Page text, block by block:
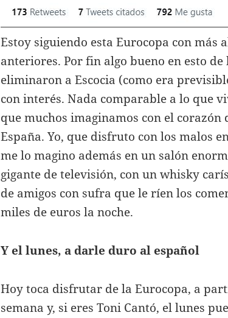
Estoy siguiendo esta Eurocopa con más
anteriores. Por fin algo bueno en esto de
eliminaron a Escocia (como era
con interés. Nada comparable a lo que
que muchos imaginamos con el
España. Yo, que disfruto con los malos
me lo magino además en un salón
gigante de televisión, con un whisky
de amigos con sufra que le ríen los
miles de euros la noche.
Y el lunes, a darle duro al español
Hoy toca disfrutar de la Eurocopa, a
semana y, si eres Toni Cantó, el lunes